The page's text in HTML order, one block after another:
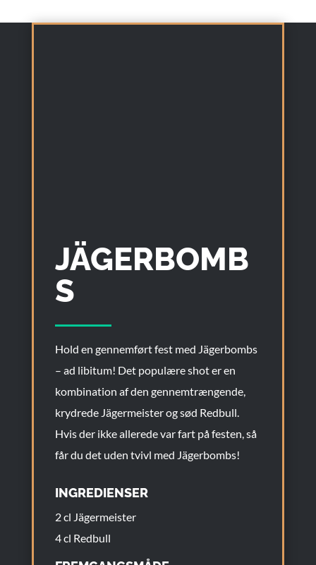
JÄGERBOMB
S
Hold en gennemført fest med Jägerbombs
– ad libitum! Det populære shot er en
kombination af den gennemtrængende,
krydrede Jägermeister og sød Redbull.
Hvis der ikke allerede var fart på festen, så
får du det uden tvivl med Jägerbombs!
INGREDIENSER
2 cl Jägermeister
4 cl Redbull